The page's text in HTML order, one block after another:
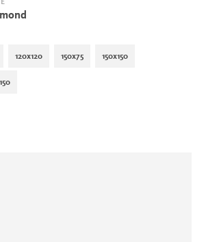
120x120 150x75 150x150